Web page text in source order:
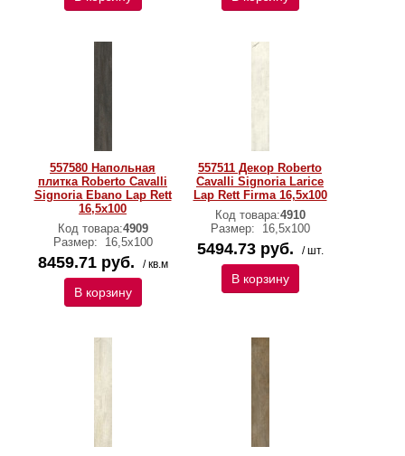
557580 Напольная
плитка Roberto Cavalli
Signoria Ebano Lap Rett
16,5x100
Код товара:4909
Размер:
16,5x100
8459.71 руб. / кв.м
В корзину
557511 Декор Roberto
Cavalli Signoria Larice
Lap Rett Firma 16,5x100
Код товара:4910
Размер:
16,5x100
5494.73 руб. / шт.
В корзину